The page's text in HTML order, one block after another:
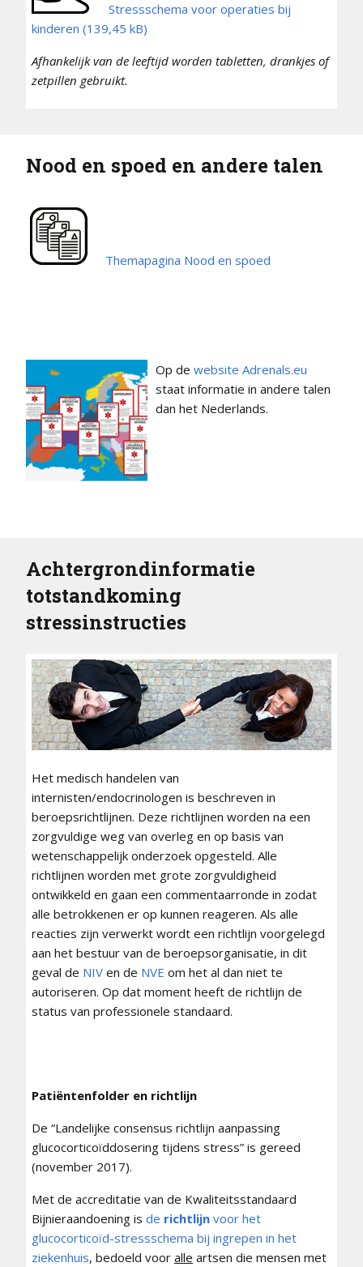
Stressschema voor operaties bij
kinderen
Afhankelijk van de leeftijd worden tabletten, drankjes of
zetpillen gebruikt.
Nood en spoed en andere talen
Themapagina Nood en spoed
Op de website Adrenals.eu
staat informatie in andere talen
dan het Nederlands.
Achtergrondinformatie
totstandkoming
stressinstructies
Het medisch handelen van
internisten/endocrinologen is beschreven in
beroepsrichtlijnen. Deze richtlijnen worden na een
zorgvuldige weg van overleg en op basis van
wetenschappelijk onderzoek opgesteld. Alle
richtlijnen worden met grote zorgvuldigheid
ontwikkeld en gaan een commentaarronde in zodat
alle betrokkenen er op kunnen reageren. Als alle
reacties zijn verwerkt wordt een richtlijn voorgelegd
aan het bestuur van de beroepsorganisatie, in dit
geval de NIV en de NVE om het al dan niet te
autoriseren. Op dat moment heeft de richtlijn de
status van professionele standaard.
Patiëntenfolder en richtlijn
De “Landelijke consensus richtlijn aanpassing
glucocorticoïddosering tijdens stress” is gereed
(november 2017).
Met de accreditatie van de Kwaliteitsstandaard
Bijnieraandoening is de richtlijn voor het
glucocorticoïd-stressschema bij ingrepen in het
ziekenhuis, bedoeld voor alle artsen die mensen met